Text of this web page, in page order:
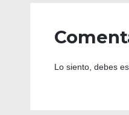
Lo siento, debes